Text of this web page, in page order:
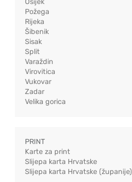
Osijek
Požega
Rijeka
Šibenik
Sisak
Split
Varaždin
Virovitica
Vukovar
Zadar
Velika gorica
PRINT
Karte za print
Slijepa karta Hrvatske
Slijepa karta Hrvatske (županije)